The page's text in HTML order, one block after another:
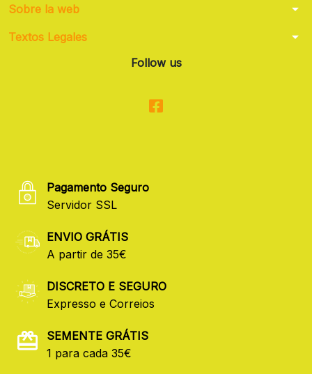
Sobre la web arrow_drop_down
Textos Legales arrow_drop_down
Follow us
Pagamento Seguro
Servidor SSL
ENVIO GRÁTIS
A partir de 35€
DISCRETO E SEGURO
Expresso e Correios
SEMENTE GRÁTIS
1 para cada 35€